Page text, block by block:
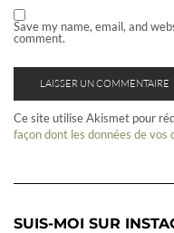
Save my name, email, and
comment.
Ce site utilise Akismet pour
façon dont les données de
SUIS-MOI SUR